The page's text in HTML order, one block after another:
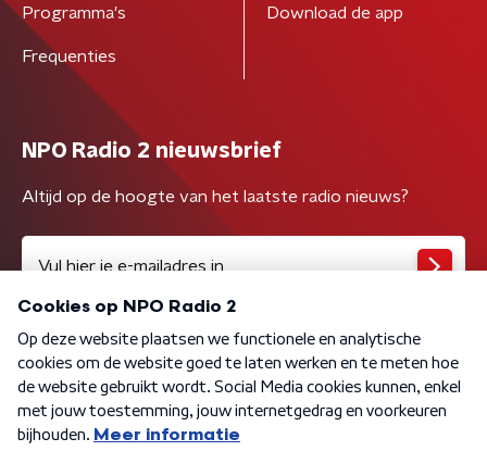
Programma's
Frequenties
Download de app
NPO Radio 2 nieuwsbrief
Altijd op de hoogte van het laatste radio nieuws?
Algemene voorwaarden